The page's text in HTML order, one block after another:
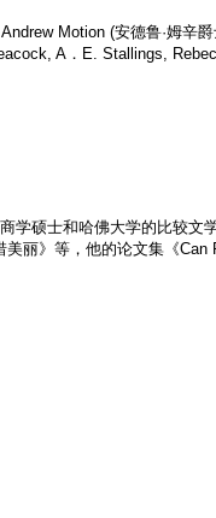
Motion (安德鲁·姆辛
A．E. Stallings,
学硕士和哈佛大学的比较文
丽》等，他的论文集《Can